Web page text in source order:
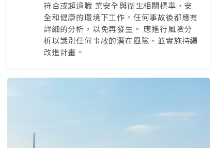
符合或超過職 業安全與衛生相關標準，安
全和健康的環境下工作。任何事故後都應有
詳細的分析，以免再發生。 應進行風險分
析以識別任何事故的潛在風險，並實施持續
改進計畫。